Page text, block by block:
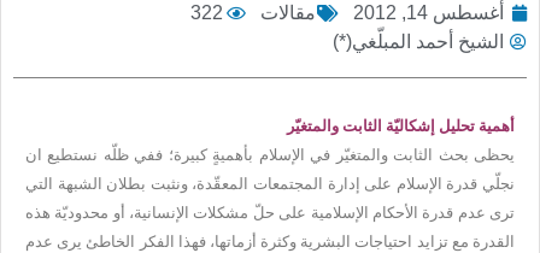
أغسطس 14, 2012 مقالات
322
الشيخ أحمد المبلّغي(*)
أهمية تحليل إشكاليّة الثابت والمتغيّر
يحظى بحث الثابت والمتغيّر في الإسلام بأهميةٍ كبيرة؛ ففي ظلّه نستطيع ان
نجلّي قدرة الإسلام على إدارة المجتمعات المعقّدة، ونثبت بطلان الشبهة التي
ترى عدم قدرة الأحكام الإسلامية على حلّ مشكلات الإنسانية، أو محدوديّة هذه
القدرة مع تزايد احتياجات البشرية وكثرة أزماتها، فهذا الفكر الخاطئ يرى عدم